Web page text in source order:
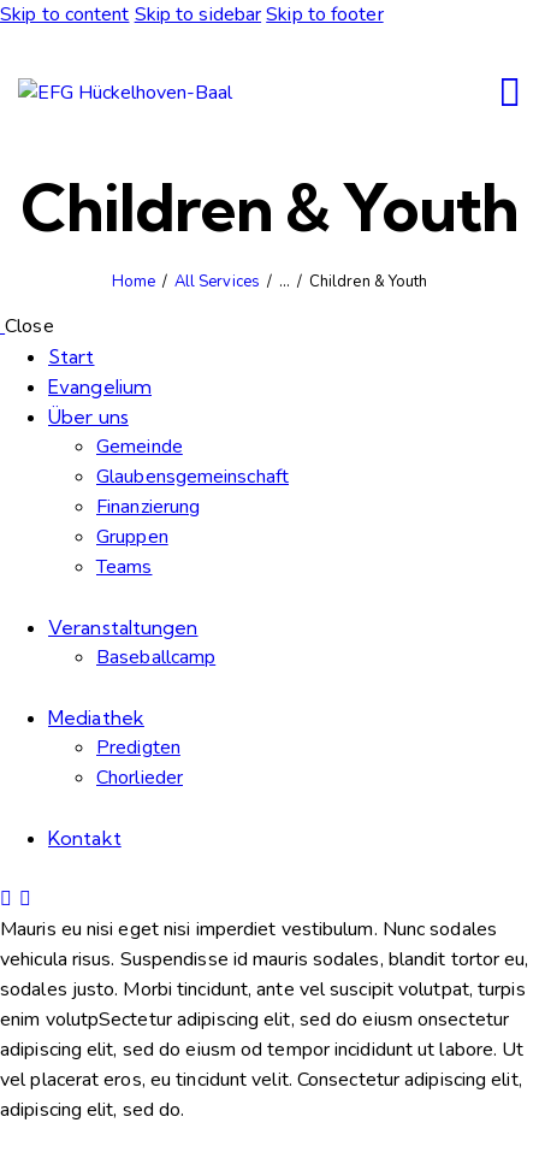
Skip to content Skip to sidebarSkip to footer
Children & Youth
Home All Services ... Children & Youth
Close
Start
Evangelium
Über uns
Gemeinde
Glaubensgemeinschaft
Finanzierung
Gruppen
Teams
Veranstaltungen
Baseballcamp
Mediathek
Predigten
Chorlieder
Kontakt
Mauris eu nisi eget nisi imperdiet vestibulum. Nunc sodales
vehicula risus. Suspendisse id mauris sodales, blandit tortor eu,
sodales justo. Morbi tincidunt, ante vel suscipit volutpat, turpis
enim volutpSectetur adipiscing elit, sed do eiusm onsectetur
adipiscing elit, sed do eiusm od tempor incididunt ut labore. Ut
vel placerat eros, eu tincidunt velit. Consectetur adipiscing elit,
adipiscing elit, sed do.